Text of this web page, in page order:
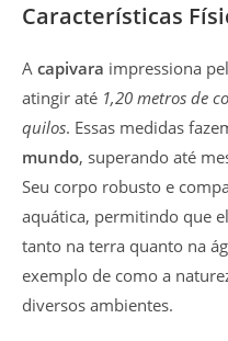
Características
A capivara impressiona
atingir até 1,20 metros de
quilos. Essas medidas
mundo, superando até
Seu corpo robusto e
aquática, permitindo que
tanto na terra quanto na
exemplo de como a
diversos ambientes.